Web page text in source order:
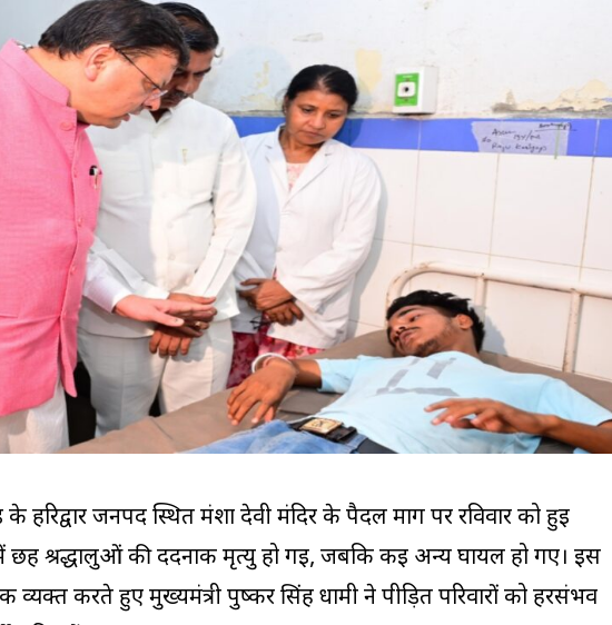
के हरिद्वार जनपद स्थित मंशा देवी मंदिर के पैदल मार्ग पर रविवार को हुई
छह श्रद्धालुओं की दर्दनाक मृत्यु हो गई, जबकि कई अन्य घायल हो गए। इस
व्यक्त करते हुए मुख्यमंत्री पुष्कर सिंह धामी ने पीड़ित परिवारों को हरसंभव